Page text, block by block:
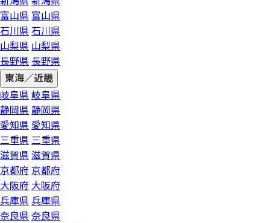
富山県 富山県
石川県 石川県
山梨県 山梨県
長野県 長野県
東海／近畿
岐阜県 岐阜県
静岡県 静岡県
愛知県 愛知県
三重県 三重県
滋賀県 滋賀県
京都府 京都府
大阪府 大阪府
兵庫県 兵庫県
奈良県 奈良県